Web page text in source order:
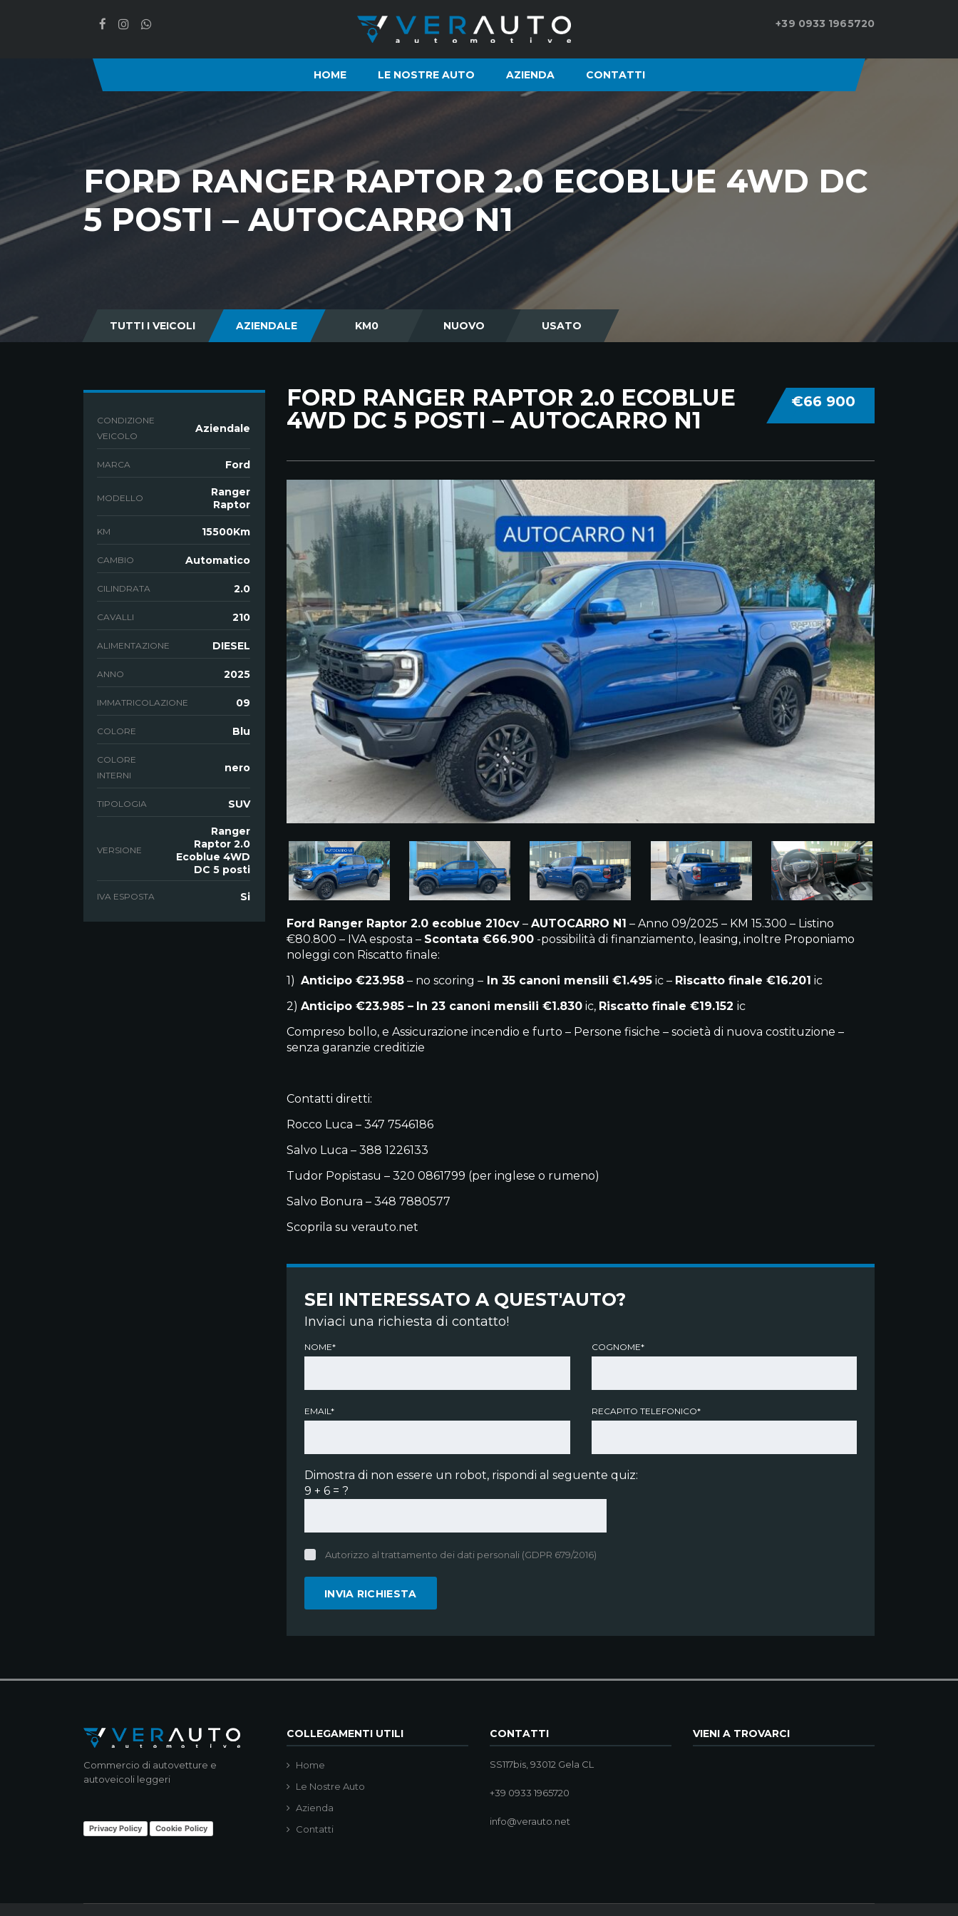
+39 0933 1965720
HOME LE NOSTRE AUTO AZIENDA CONTATTI
FORD RANGER RAPTOR 2.0 ECOBLUE 4WD DC
5 POSTI – AUTOCARRO N1
TUTTI I VEICOLI AZIENDALE KM0 NUOVO USATO
€66 900
FORD RANGER RAPTOR 2.0 ECOBLUE
4WD DC 5 POSTI – AUTOCARRO N1
Ford Ranger Raptor 2.0 ecoblue 210cv – AUTOCARRO N1 – Anno 09/2025 – KM 15.300 – Listino
€80.800 – IVA esposta – Scontata €66.900 -possibilità di finanziamento, leasing, inoltre Proponiamo
noleggi con Riscatto finale:
1) Anticipo €23.958 – no scoring – In 35 canoni mensili €1.495 ic – Riscatto finale €16.201 ic
2) Anticipo €23.985 – In 23 canoni mensili €1.830 ic, Riscatto finale €19.152 ic
Compreso bollo, e Assicurazione incendio e furto – Persone fisiche – società di nuova costituzione –
senza garanzie creditizie
Contatti diretti:
Rocco Luca – 347 7546186
Salvo Luca – 388 1226133
Tudor Popistasu – 320 0861799 (per inglese o rumeno)
Salvo Bonura – 348 7880577
Scoprila su verauto.net
SEI INTERESSATO A QUEST'AUTO?
Inviaci una richiesta di contatto!
NOME*
EMAIL*
COGNOME*
RECAPITO TELEFONICO*
Dimostra di non essere un robot, rispondi al seguente quiz:
9 + 6 = ?
Autorizzo al trattamento dei dati personali (GDPR 679/2016)
CONDIZIONE
VEICOLO
Aziendale
MARCA Ford
MODELLO
Ranger
Raptor
KM 15500Km
CAMBIO Automatico
CILINDRATA 2.0
CAVALLI 210
ALIMENTAZIONE DIESEL
ANNO 2025
IMMATRICOLAZIONE 09
COLORE Blu
COLORE
INTERNI
nero
TIPOLOGIA SUV
VERSIONE
Ranger
Raptor 2.0
Ecoblue 4WD
DC 5 posti
IVA ESPOSTA Si
Commercio di autovetture e
autoveicoli leggeri
Privacy Policy Cookie Policy
COLLEGAMENTI UTILI
Home
Le Nostre Auto
Azienda
Contatti
CONTATTI
SS117bis, 93012 Gela CL
+39 0933 1965720
info@verauto.net
VIENI A TROVARCI